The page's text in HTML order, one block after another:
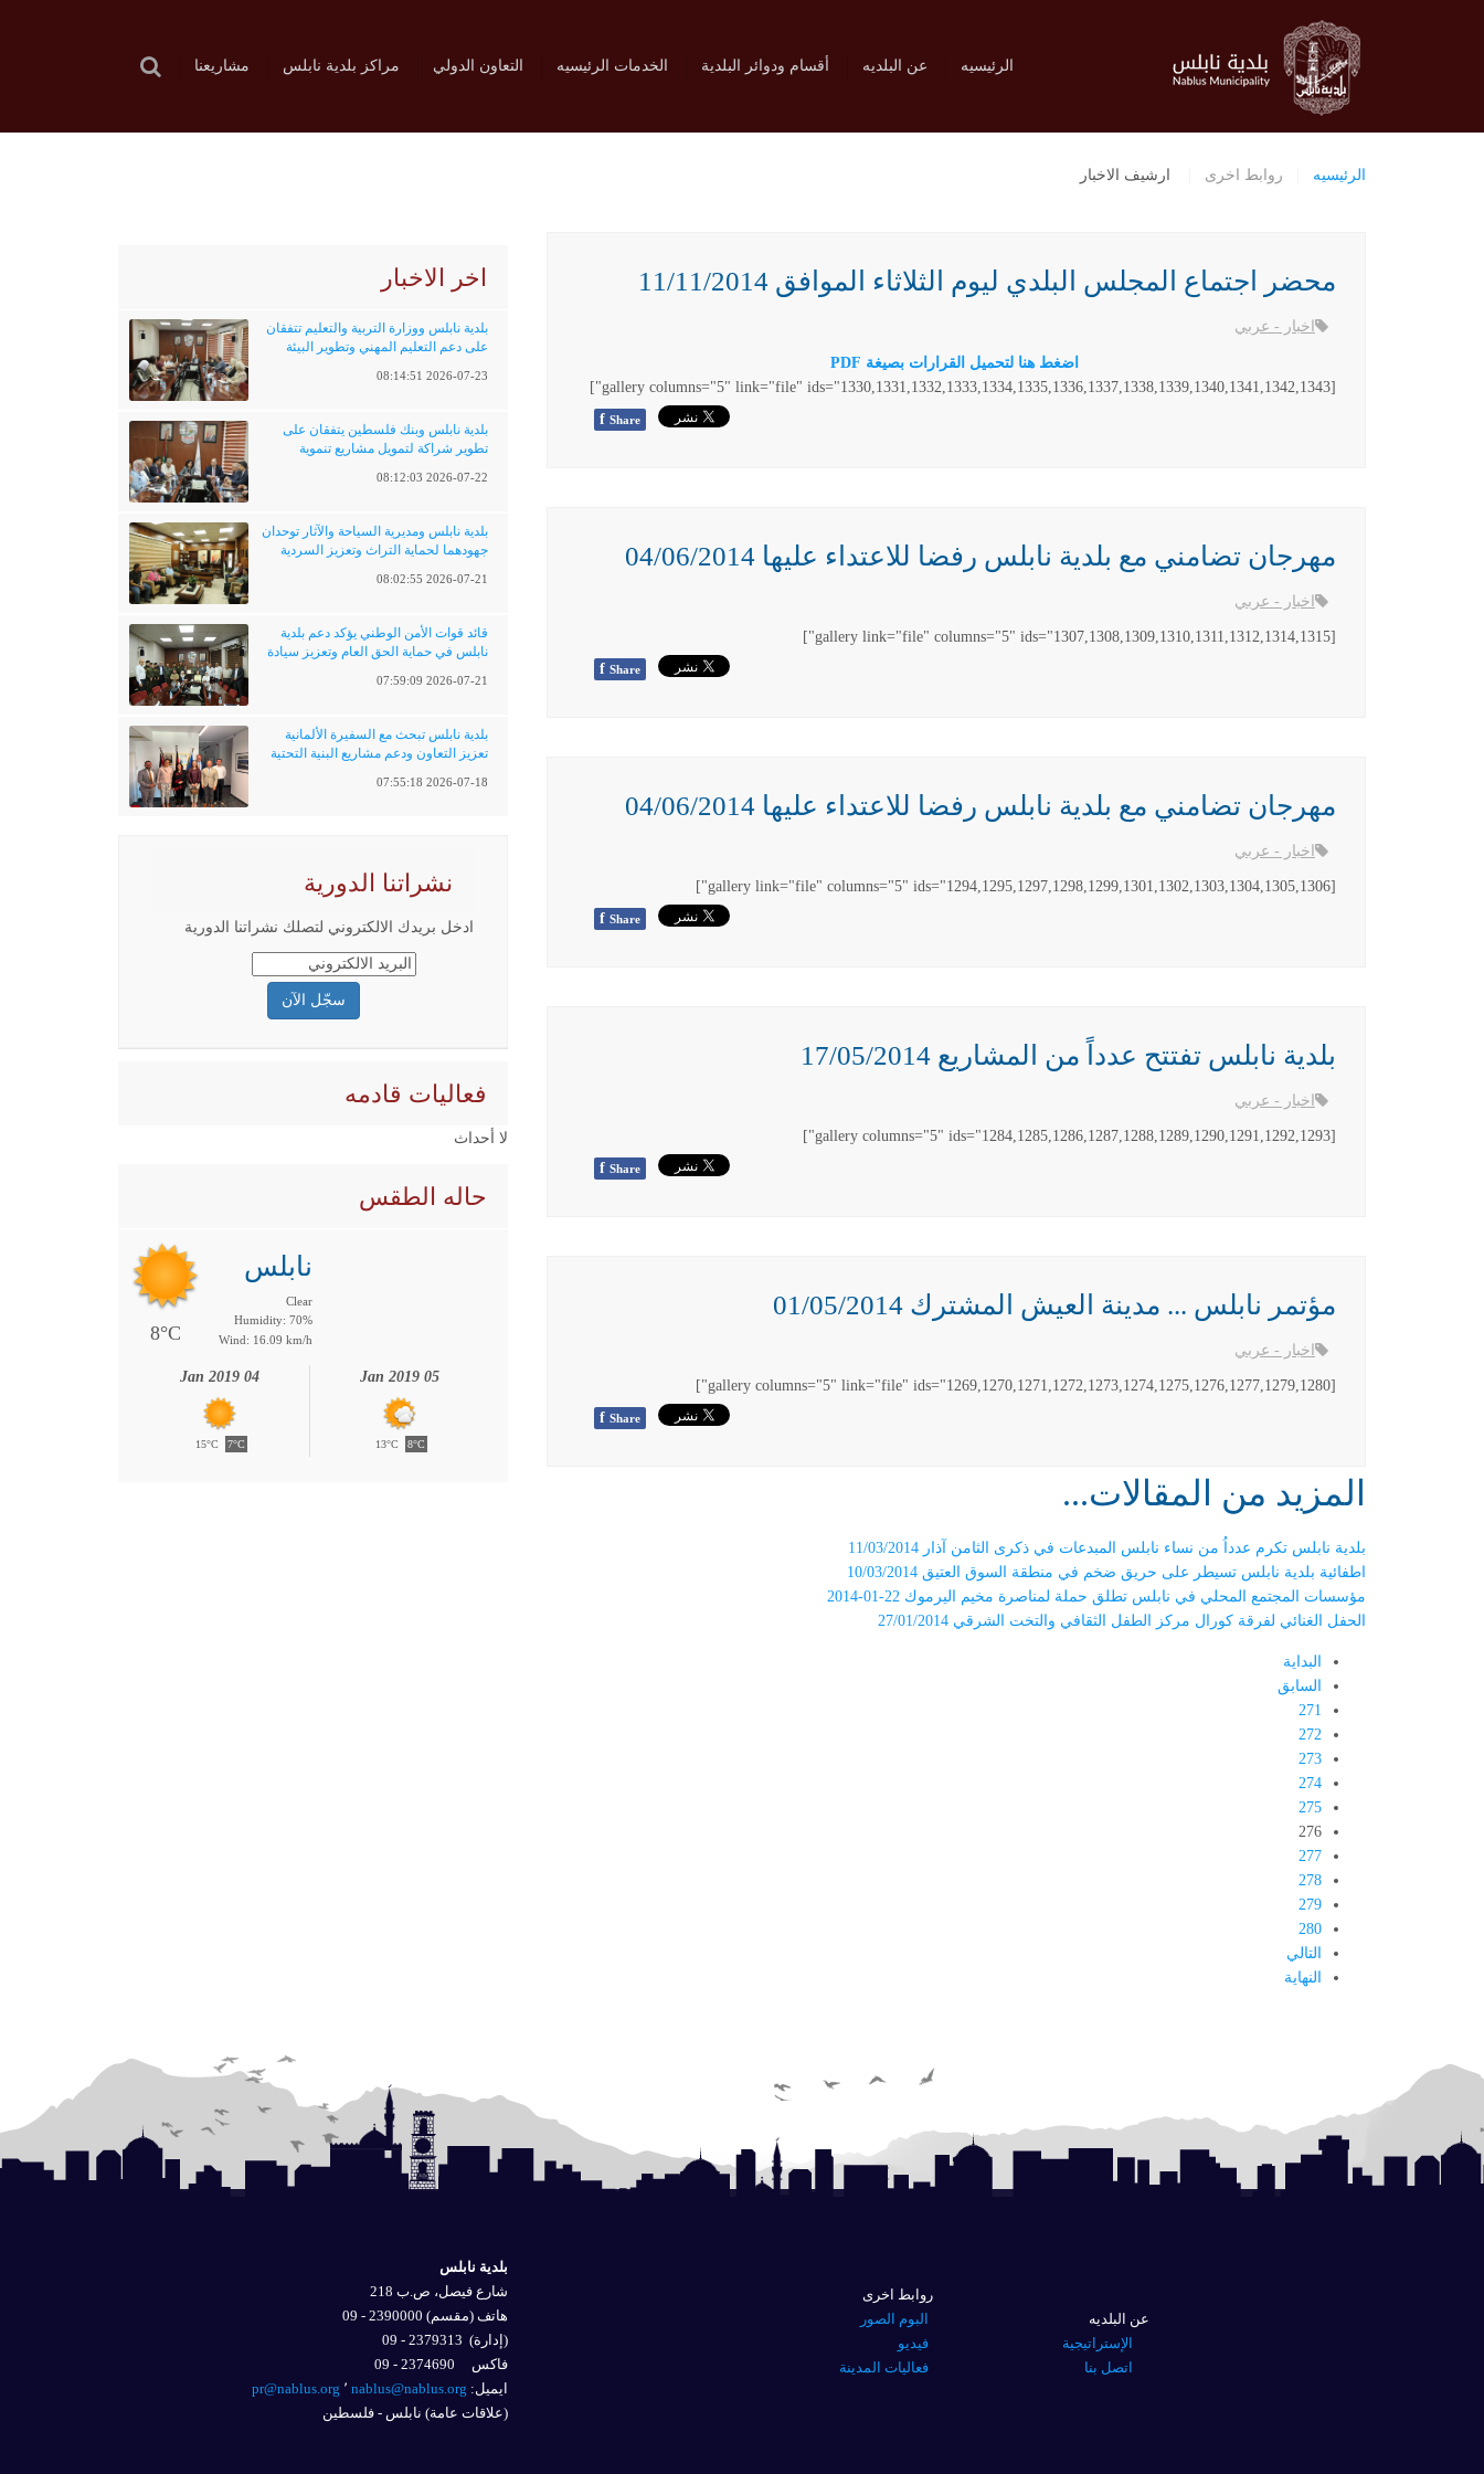
الرئيسيه عن البلديه أقسام ودوائر البلدية الخدمات الرئيسيه التعاون الدولي مراكز بلدية نابلس مشاريعنا
الرئيسيه روابط اخرى ارشيف الاخبار
اخر الاخبار
بلدية نابلس ووزارة التربية والتعليم تتفقان
على دعم التعليم المهني وتطوير البيئة
2026-07-23 08:14:51
بلدية نابلس وبنك فلسطين يتفقان على
تطوير شراكة لتمويل مشاريع تنموية
2026-07-22 08:12:03
بلدية نابلس ومديرية السياحة والآثار توحدان
جهودهما لحماية التراث وتعزيز السردية
2026-07-21 08:02:55
قائد قوات الأمن الوطني يؤكد دعم بلدية
نابلس في حماية الحق العام وتعزيز سيادة
2026-07-21 07:59:09
بلدية نابلس تبحث مع السفيرة الألمانية
تعزيز التعاون ودعم مشاريع البنية التحتية
2026-07-18 07:55:18
نشراتنا الدورية
ادخل بريدك الالكتروني لتصلك نشراتنا الدورية
فعاليات قادمه
لا أحداث
حاله الطقس
8°C
نابلس
Clear
Humidity: 70%
Wind: 16.09 km/h
04 Jan 2019
15°C 7°C
05 Jan 2019
13°C 8°C
محضر اجتماع المجلس البلدي ليوم الثلاثاء الموافق 11/11/2014
اخبار - عربي
اضغط هنا لتحميل القرارات بصيغة PDF
[gallery columns="5" link="file" ids="1330,1331,1332,1333,1334,1335,1336,1337,1338,1339,1340,1341,1342,1343"]
f Share
مهرجان تضامني مع بلدية نابلس رفضا للاعتداء عليها 04/06/2014
اخبار - عربي
[gallery link="file" columns="5" ids="1307,1308,1309,1310,1311,1312,1314,1315"]
f Share
مهرجان تضامني مع بلدية نابلس رفضا للاعتداء عليها 04/06/2014
اخبار - عربي
[gallery link="file" columns="5" ids="1294,1295,1297,1298,1299,1301,1302,1303,1304,1305,1306"]
f Share
بلدية نابلس تفتتح عدداً من المشاريع 17/05/2014
اخبار - عربي
[gallery columns="5" ids="1284,1285,1286,1287,1288,1289,1290,1291,1292,1293"]
f Share
مؤتمر نابلس ... مدينة العيش المشترك 01/05/2014
اخبار - عربي
[gallery columns="5" link="file" ids="1269,1270,1271,1272,1273,1274,1275,1276,1277,1279,1280"]
f Share
المزيد من المقالات...
بلدية نابلس تكرم عدداُ من نساء نابلس المبدعات في ذكرى الثامن آذار 11/03/2014
اطفائية بلدية نابلس تسيطر على حريق ضخم في منطقة السوق العتيق 10/03/2014
مؤسسات المجتمع المحلي في نابلس تطلق حملة لمناصرة مخيم اليرموك 22-01-2014
الحفل الغنائي لفرقة كورال مركز الطفل الثقافي والتخت الشرقي 27/01/2014
البداية
السابق
271
272
273
274
275
276
277
278
279
280
التالي
النهاية
بلدية نابلس
شارع فيصل، ص.ب 218
هاتف (مقسم) 2390000 - 09
(إدارة)2379313 - 09
فاكس 2374690 - 09
ايميل: nablus@nablus.org٬
pr@nablus.org
(علاقات عامة) نابلس - فلسطين
عن البلديه
الإستراتيجية
اتصل بنا
روابط اخرى
البوم الصور
فيديو
فعاليات المدينة